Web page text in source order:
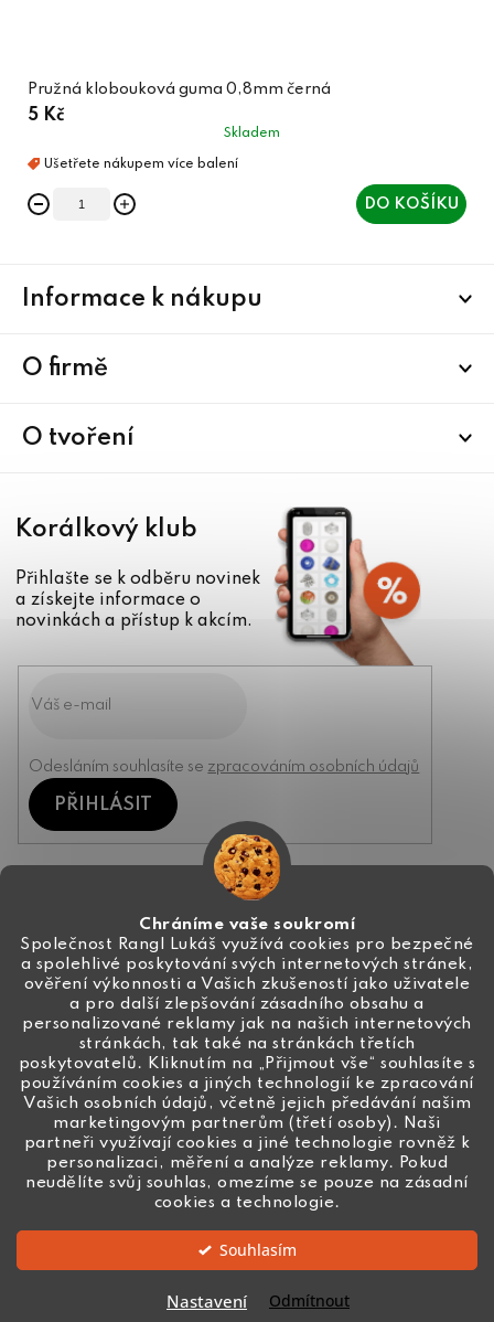
Chráníme vaše soukromí
Společnost Rangl Lukáš využívá cookies pro bezpečné
a spolehlivé poskytování svých internetových stránek,
ověření výkonnosti a Vašich zkušeností jako uživatele
a pro další zlepšování zásadního obsahu a
personalizované reklamy jak na našich internetových
stránkách, tak také na stránkách třetích
poskytovatelů. Kliknutím na „Přijmout vše“ souhlasíte s
používáním cookies a jiných technologií ke zpracování
Vašich osobních údajů, včetně jejich předávání našim
marketingovým partnerům (třetí osoby). Naši
partneři využívají cookies a jiné technologie rovněž k
personalizaci, měření a analýze reklamy. Pokud
neudělíte svůj souhlas, omezíme se pouze na zásadní
cookies a technologie.
Souhlasím
Nastavení Odmítnout
Pružná klobouková guma 0,8mm černá
5 Kč
Skladem
DO KOŠÍKU
Informace k nákupu
O firmě
O tvoření
Korálkový klub
Přihlašte se k odběru novinek
a získejte informace o
novinkách a přístup k akcím.
Odesláním souhlasíte se zpracováním osobních údajů
PŘIHLÁSIT
info@ceske-koralky.cz
+420 774 444 191